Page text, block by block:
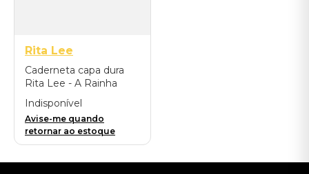
Rita Lee
Caderneta capa dura
Rita Lee - A Rainha
Indisponível
Avise-me quando
retornar ao estoque